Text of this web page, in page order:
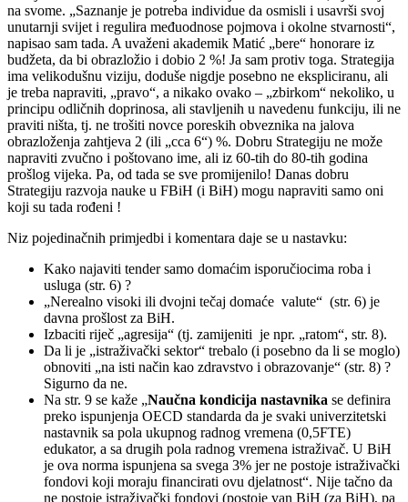
na svome. „Saznanje je potreba individue da osmisli i usavrši svoj
unutarnji svijet i regulira međuodnose pojmova i okolne stvarnosti“,
napisao sam tada. A uvaženi akademik Matić „bere“ honorare iz
budžeta, da bi obrazložio i dobio 2 %! Ja sam protiv toga. Strategija
ima velikodušnu viziju, doduše nigdje posebno ne ekspliciranu, ali
je treba napraviti, „pravo“, a nikako ovako – „zbirkom“ nekoliko, u
principu odličnih doprinosa, ali stavljenih u navedenu funkciju, ili ne
praviti ništa, tj. ne trošiti novce poreskih obveznika na jalova
obrazloženja zahtjeva 2 (ili „cca 6“) %. Dobru Strategiju ne može
napraviti zvučno i poštovano ime, ali iz 60-tih do 80-tih godina
prošlog vijeka. Pa, od tada se sve promijenilo! Danas dobru
Strategiju razvoja nauke u FBiH (i BiH) mogu napraviti samo oni
koji su tada rođeni !
Niz pojedinačnih primjedbi i komentara daje se u nastavku:
Kako najaviti tender samo domaćim isporučiocima roba i
usluga (str. 6) ?
„Nerealno visoki ili dvojni tečaj domaće valute“ (str. 6) je
davna prošlost za BiH.
Izbaciti riječ „agresija“ (tj. zamijeniti je npr. „ratom“, str. 8).
Da li je „istraživački sektor“ trebalo (i posebno da li se moglo)
obnoviti „na isti način kao zdravstvo i obrazovanje“ (str. 8) ?
Sigurno da ne.
Na str. 9 se kaže „Naučna kondicija nastavnika se definira
preko ispunjenja OECD standarda da je svaki univerzitetski
nastavnik sa pola ukupnog radnog vremena (0,5FTE)
edukator, a sa drugih pola radnog vremena istraživač. U BiH
je ova norma ispunjena sa svega 3% jer ne postoje istraživački
fondovi koji moraju financirati ovu djelatnost“. Nije tačno da
ne postoje istraživački fondovi (postoje van BiH (za BiH), pa